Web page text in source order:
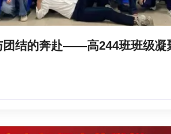
团结的奔赴——高244班班级凝